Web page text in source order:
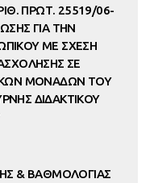
ΠΡΩΤ. 25519/06-
ΓΙΑ ΤΗΝ
ΜΕ ΣΧΕΣΗ
ΣΕ
ΜΟΝΑΔΩΝ ΤΟΥ
ΔΙΔΑΚΤΙΚΟΥ
& ΒΑΘΜΟΛΟΓΙΑΣ